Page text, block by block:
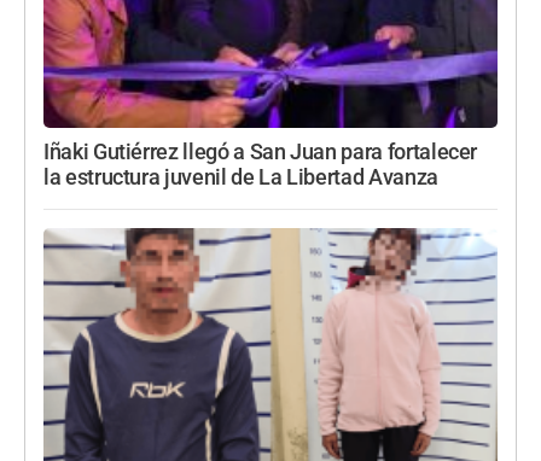
Iñaki Gutiérrez llegó a San Juan para fortalecer
la estructura juvenil de La Libertad Avanza